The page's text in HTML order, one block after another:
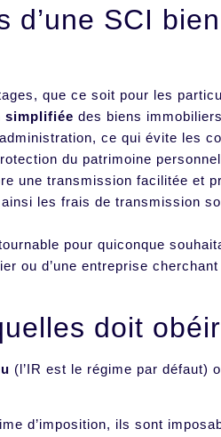
d’une SCI bien
que ce soit pour les
simplifiée des biens
ce qui évite les
du patrimoine
une transmission facilitée et
les frais de transmission
pour quiconque
ou d’une entreprise
doit
(l’IR est le régime par défaut)
d’imposition, ils sont